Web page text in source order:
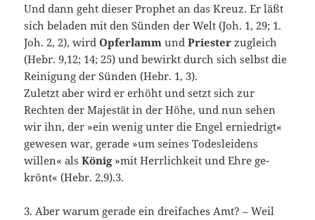
Und dann geht dieser Prophet an das Kreuz. Er läßt
sich beladen mit den Sünden der Welt (Joh. 1, 29; 1.
Joh. 2, 2), wirdOpferlamm undPriesterzugleich
(Hebr. 9,12; 14; 25) und bewirkt durch sich selbst die
Reinigung der Sünden (Hebr. 1, 3).
Zuletzt aber wird er erhöht und setzt sich zur
Rechten der Majestät in der Höhe, und nun sehen
wir ihn, der »ein wenig unter die Engel erniedrigt«
gewesen war, gerade »um seines Todesleidens
willen« alsKönig »mit Herrlichkeit und Ehre ge­
krönt« (Hebr. 2,9).3.
3. Aber warum gerade ein dreifaches Amt? – Weil